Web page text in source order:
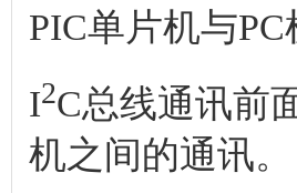
PIC单片机与
I2C总线通讯前
机之间的通讯。